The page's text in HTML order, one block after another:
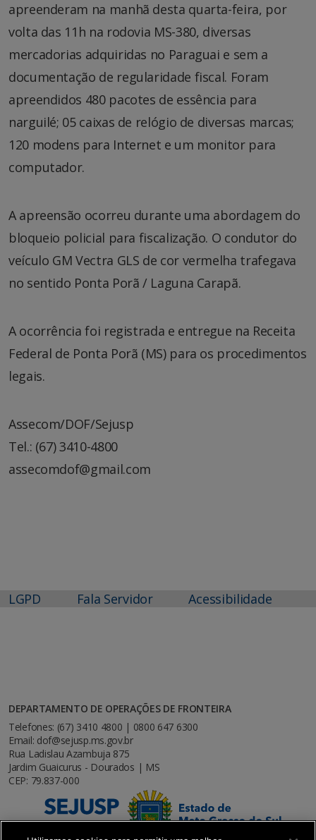
apreenderam na manhã desta quarta-feira, por
volta das 11h na rodovia MS-380, diversas
mercadorias adquiridas no Paraguai e sem a
documentação de regularidade fiscal. Foram
apreendidos 480 pacotes de essência para
narguilé; 05 caixas de relógio de diversas marcas;
120 modens para Internet e um monitor para
computador.
A apreensão ocorreu durante uma abordagem do
bloqueio policial para fiscalização. O condutor do
veículo GM Vectra GLS de cor vermelha trafegava
no sentido Ponta Porã / Laguna Carapã.
A ocorrência foi registrada e entregue na Receita
Federal de Ponta Porã (MS) para os procedimentos
legais.
Assecom/DOF/Sejusp
Tel.: (67) 3410-4800
assecomdof@gmail.com
LGPD Fala Servidor Acessibilidade
DEPARTAMENTO DE OPERAÇÕES DE FRONTEIRA
Telefones: (67) 3410 4800 | 0800 647 6300
Email: dof@sejusp.ms.gov.br
Rua Ladislau Azambuja 875
Jardim Guaicurus - Dourados | MS
CEP: 79.837-000